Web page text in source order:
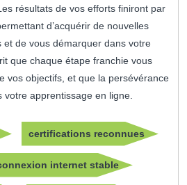
résultats de vos efforts finiront par
d’acquérir de nouvelles
et de vous démarquer dans votre
que chaque étape franchie vous
vos objectifs, et que la persévérance
apprentissage en ligne.
certifications reconnues
internet stable